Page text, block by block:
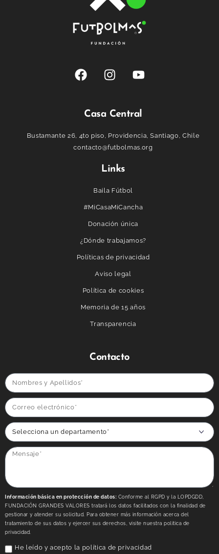
Casa Central
Bustamante 26, 4to piso, Providencia, Santiago, Chile
contacto@futbolmas.org
Links
Baila Fútbol
#MiCasaMiCancha
Donación única
¿Dónde trabajamos?
Políticas de privacidad
Aviso legal
Política de cookies
Memoria de 15 años
Transparencia
Contacto
Información básica en protección de datos: Conforme al RGPD y la LOPDGDD,
FUNDACIÓN GRANDES VALORES tratará los datos facilitados con la finalidad de
gestionar y atender su solicitud. Para obtener más información acerca del
tratamiento de sus datos y ejercer sus derechos, visite nuestra politica de
privacidad.
He leído y acepto la política de privacidad